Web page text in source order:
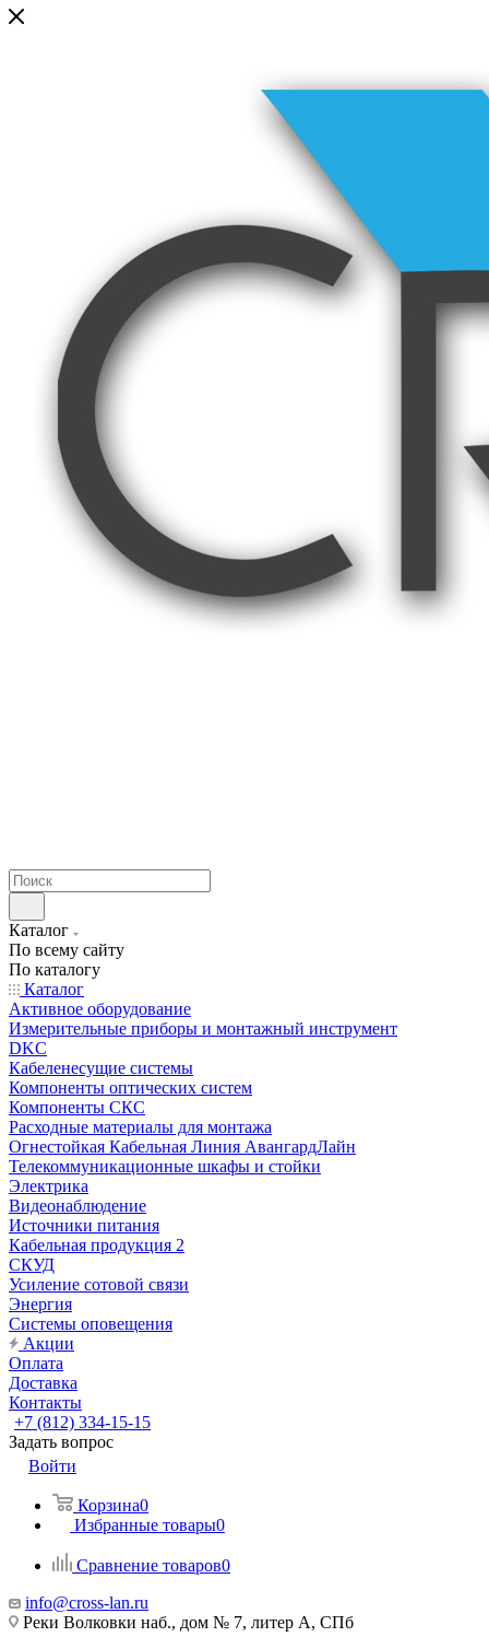
Каталог
По всему сайту
По каталогу
Каталог
Активное оборудование
Измерительные приборы и монтажный инструмент
DKC
Кабеленесущие системы
Компоненты оптических систем
Компоненты СКС
Расходные материалы для монтажа
Огнестойкая Кабельная Линия АвангардЛайн
Телекоммуникационные шкафы и стойки
Электрика
Видеонаблюдение
Источники питания
Кабельная продукция 2
СКУД
Усиление сотовой связи
Энергия
Системы оповещения
Акции
Оплата
Доставка
Контакты
+7 (812) 334-15-15
Задать вопрос
Войти
Корзина0
Избранные товары0
Сравнение товаров0
info@cross-lan.ru
Реки Волковки наб., дом № 7, литер А, СПб